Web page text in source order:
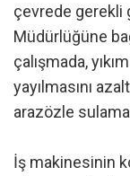
çevrede gerekli
Müdürlüğüne
çalışmada,
yayılmasını
arazözle
İş makinesinin